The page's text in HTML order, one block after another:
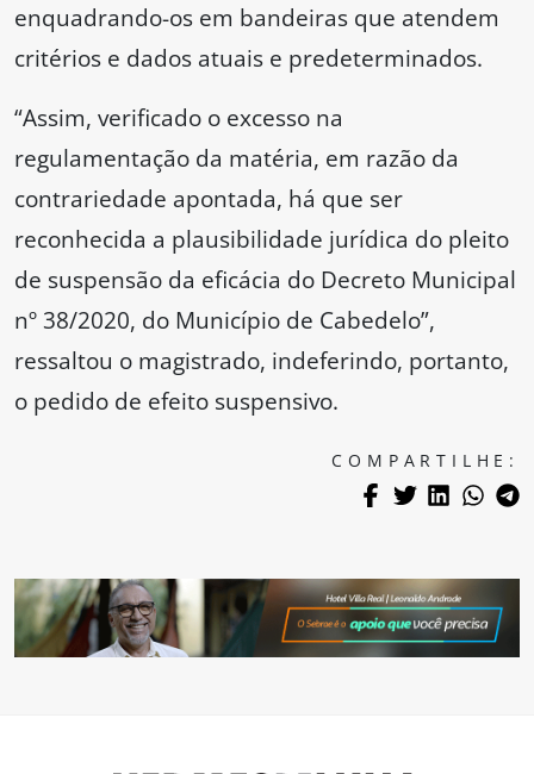
enquadrando-os em bandeiras que atendem
critérios e dados atuais e predeterminados.
“Assim, verificado o excesso na
regulamentação da matéria, em razão da
contrariedade apontada, há que ser
reconhecida a plausibilidade jurídica do pleito
de suspensão da eficácia do Decreto Municipal
nº 38/2020, do Município de Cabedelo”,
ressaltou o magistrado, indeferindo, portanto,
o pedido de efeito suspensivo.
COMPARTILHE: